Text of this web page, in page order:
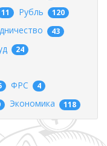
11 Рубль 120
43
24
ФРС 4
Экономика 118